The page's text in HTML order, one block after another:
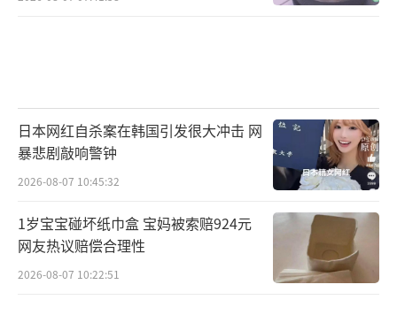
日本网红自杀案在韩国引发很大冲击 网
暴悲剧敲响警钟
2026-08-07 10:45:32
1岁宝宝碰坏纸巾盒 宝妈被索赔924元
网友热议赔偿合理性
2026-08-07 10:22:51